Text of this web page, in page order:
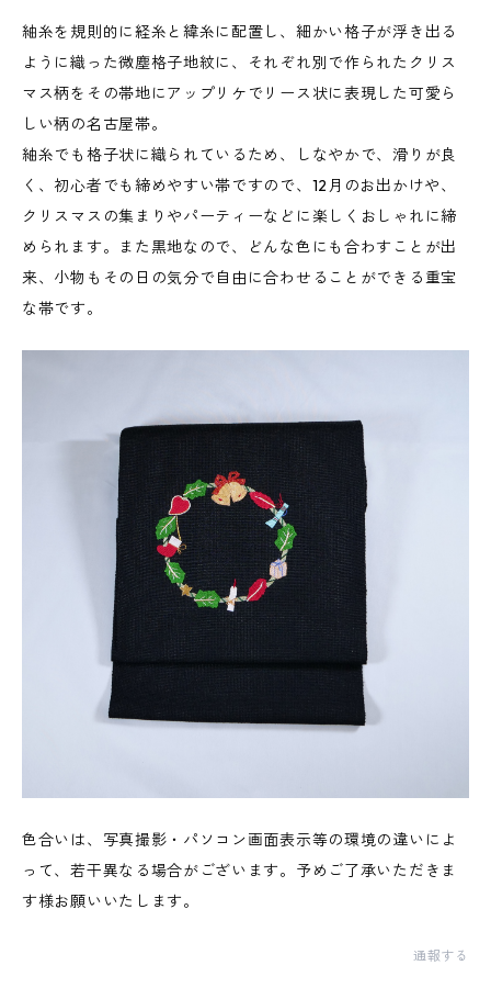
紬糸を規則的に経糸と緯糸に配置し、細かい格子が浮き出る
ように織った微塵格子地紋に、それぞれ別で作られたクリス
マス柄をその帯地にアップリケでリース状に表現した可愛ら
しい柄の名古屋帯。
紬糸でも格子状に織られているため、しなやかで、滑りが良
く、初心者でも締めやすい帯ですので、12月のお出かけや、
クリスマスの集まりやパーティーなどに楽しくおしゃれに締
められます。また黒地なので、どんな色にも合わすことが出
来、小物もその日の気分で自由に合わせることができる重宝
な帯です。
色合いは、写真撮影・パソコン画面表示等の環境の違いによ
って、若干異なる場合がございます。予めご了承いただきま
す様お願いいたします。
通報する